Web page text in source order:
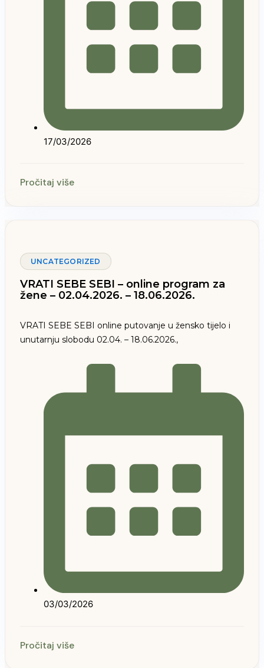
17/03/2026
Pročitaj više
UNCATEGORIZED
VRATI SEBE SEBI – online program za
žene – 02.04.2026. – 18.06.2026.
VRATI SEBE SEBI online putovanje u žensko tijelo i
unutarnju slobodu 02.04. – 18.06.2026.,
03/03/2026
Pročitaj više